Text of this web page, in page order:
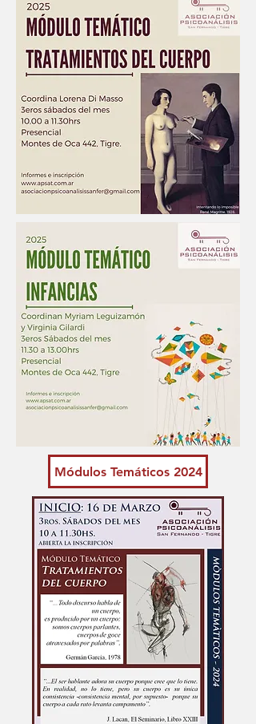
Módulos Temáticos 2024